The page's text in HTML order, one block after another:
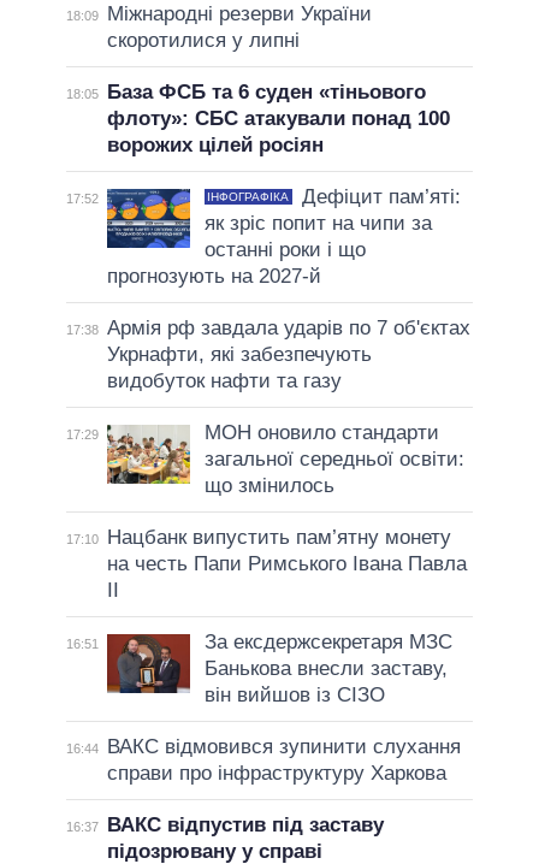
18:09
Міжнародні резерви України
скоротилися у липні
18:05
База ФСБ та 6 суден «тіньового
флоту»: СБС атакували понад 100
ворожих цілей росіян
17:52 ІНФОГРАФІКА
Дефіцит пам’яті:
як зріс попит на чипи за
останні роки і що
прогнозують на 2027-й
17:38 Армія рф завдала ударів по 7 об'єктах
Укрнафти, які забезпечують
видобуток нафти та газу
17:29
МОН оновило стандарти
загальної середньої освіти:
що змінилось
17:10
Нацбанк випустить пам’ятну монету
на честь Папи Римського Івана Павла
II
16:51
За ексдержсекретаря МЗС
Банькова внесли заставу,
він вийшов із СІЗО
16:44
ВАКС відмовився зупинити слухання
справи про інфраструктуру Харкова
16:37
ВАКС відпустив під заставу
підозрювану у справі